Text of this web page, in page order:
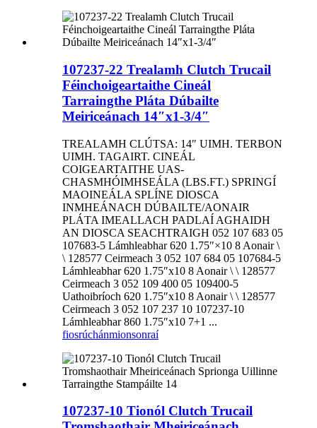
107237-22 Trealamh Clutch Trucail
Féinchoigeartaithe Cineál
Tarraingthe Pláta Dúbailte
Meiriceánach 14″x1-3/4″
TREALAMH CLÚTSA: 14″ UIMH. TERBON
UIMH. TAGAIRT. CINEÁL
COIGEARTAITHE UAS-
CHASMHÓIMHSEÁLA (LBS.FT.) SPRINGÍ
MAOINEÁLA SPLÍNE DIOSCA
INMHEÁNACH DÚBAILTE/AONAIR
PLÁTA IMEALLACH PADLAÍ AGHAIDH
AN DIOSCA SEACHTRAIGH 052 107 683 05
107683-5 Lámhleabhar 620 1.75″×10 8 Aonair \
\ 128577 Ceirmeach 3 052 107 684 05 107684-5
Lámhleabhar 620 1.75″x10 8 Aonair \ \ 128577
Ceirmeach 3 052 109 400 05 109400-5
Uathoibríoch 620 1.75″x10 8 Aonair \ \ 128577
Ceirmeach 3 052 107 237 10 107237-10
Lámhleabhar 860 1.75″x10 7+1 ...
fiosrúchánmionsonraí
107237-10 Tionól Clutch Trucail